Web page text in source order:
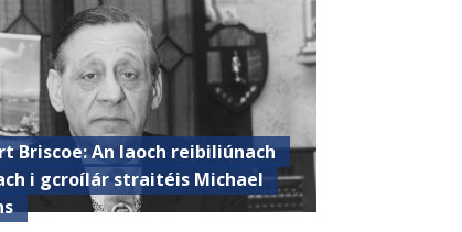
Briscoe: An laoch reibiliúnach
i gcroílár straitéis Michael